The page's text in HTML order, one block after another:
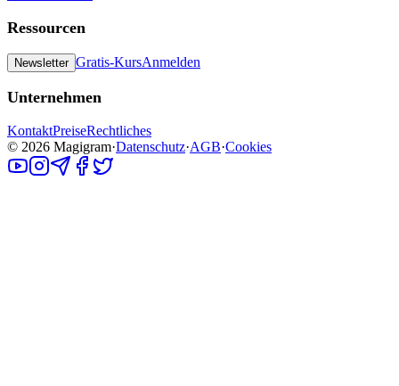
Ressourcen
Newsletter Gratis-KursAnmelden
Unternehmen
KontaktPreiseRechtliches
© 2026 Magigram·Datenschutz·AGB·Cookies